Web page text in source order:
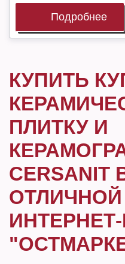
Подробнее
КУПИТЬ
ПЛИТКУ И
CERSANIT